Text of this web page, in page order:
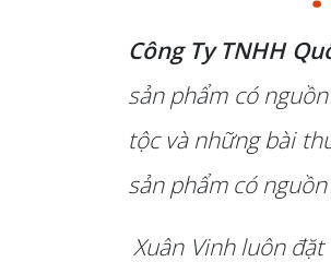
Công Ty TNHH
sản phẩm có
tộc và những bài
sản phẩm có
Xuân Vinh luôn